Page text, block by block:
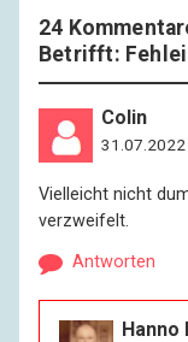
24
Betrifft:
Colin
31.07.2022
Vielleicht nicht
verzweifelt.
Antworten
Hanno